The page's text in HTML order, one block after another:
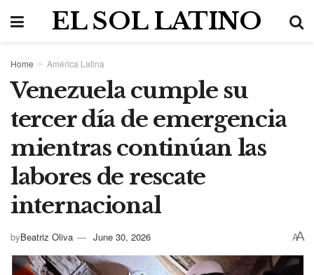
EL SOL LATINO
Home América Latina
Venezuela cumple su
tercer día de emergencia
mientras continúan las
labores de rescate
internacional
byBeatriz Oliva June 30, 2026 AA